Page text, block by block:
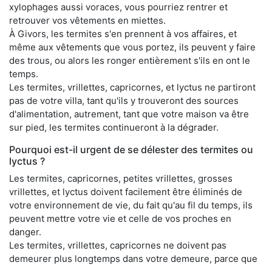
xylophages aussi voraces, vous pourriez rentrer et
retrouver vos vêtements en miettes.
À Givors, les termites s'en prennent à vos affaires, et
même aux vêtements que vous portez, ils peuvent y faire
des trous, ou alors les ronger entièrement s'ils en ont le
temps.
Les termites, vrillettes, capricornes, et lyctus ne partiront
pas de votre villa, tant qu'ils y trouveront des sources
d'alimentation, autrement, tant que votre maison va être
sur pied, les termites continueront à la dégrader.
Pourquoi est-il urgent de se délester des termites ou
lyctus ?
Les termites, capricornes, petites vrillettes, grosses
vrillettes, et lyctus doivent facilement être éliminés de
votre environnement de vie, du fait qu'au fil du temps, ils
peuvent mettre votre vie et celle de vos proches en
danger.
Les termites, vrillettes, capricornes ne doivent pas
demeurer plus longtemps dans votre demeure, parce que